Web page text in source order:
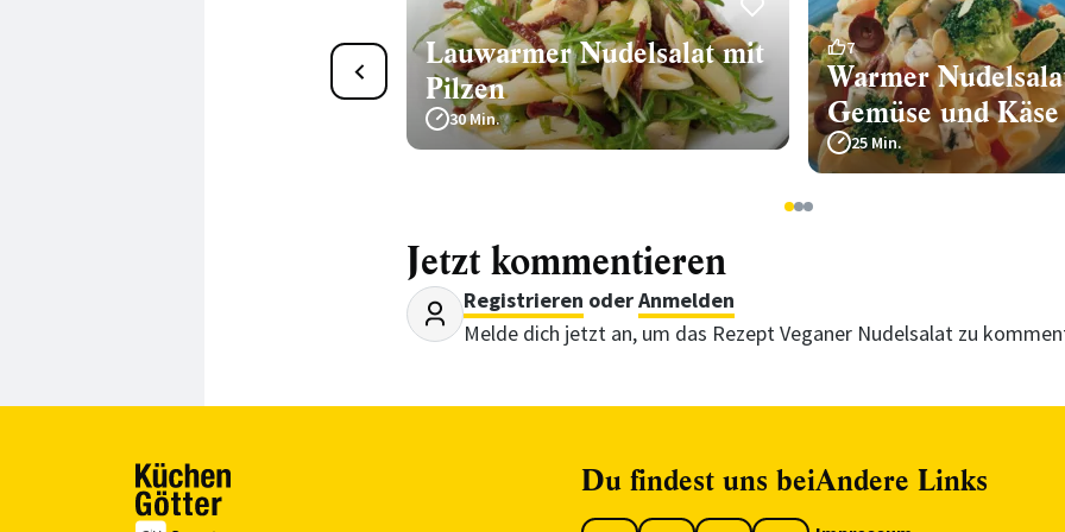
Lauwarmer Nudelsalat mit
Pilzen
30 Min.
7
Warmer
Gemüse und Käse
25 Min.
123
Jetzt kommentieren
Registrieren oderAnmelden
Melde dich jetzt an, um das Rezept Veganer Nudelsalat zu
Du findest uns beiAndere Links